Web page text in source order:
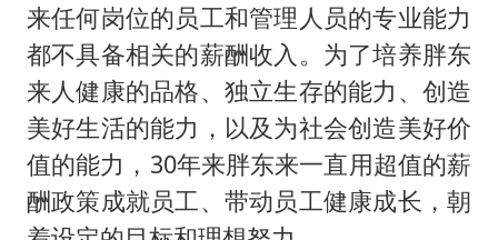
来任何岗位的员工和管理人员的专业能力
都不具备相关的薪酬收入。为了培养胖东
来人健康的品格、独立生存的能力、创造
美好生活的能力，以及为社会创造美好价
值的能力，30年来胖东来一直用超值的薪
酬政策成就员工、带动员工健康成长，朝